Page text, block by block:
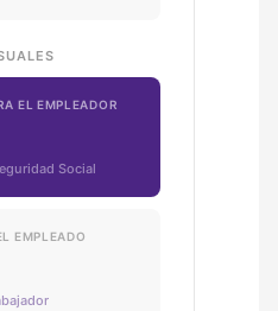
EL EMPLEADOR
Social
EMPLEADO